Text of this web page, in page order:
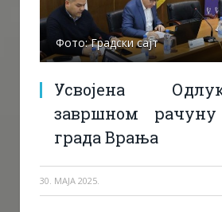
Фото: Градски сајт
Усвојена
завршном рачуну
града Врања
30. МАЈА 2025.